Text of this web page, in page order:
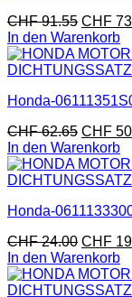
CHF91.55 CHF
In den Warenkorb
Honda-
CHF62.65 CHF
In den Warenkorb
Honda-
CHF24.00 CHF
In den Warenkorb